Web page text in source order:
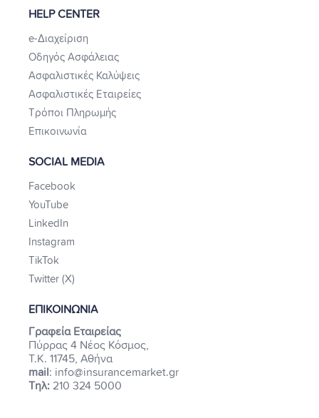
HELP CENTER
e-Διαχείριση
Οδηγός Ασφάλειας
Ασφαλιστικές Καλύψεις
Ασφαλιστικές Εταιρείες
Τρόποι Πληρωμής
Επικοινωνία
SOCIAL MEDIA
Facebook
YouTube
LinkedIn
Instagram
TikTok
Twitter (X)
ΕΠΙΚΟΙΝΩΝΙΑ
Γραφεία Εταιρείας
Πύρρας 4 Νέος Κόσμος,
Τ.Κ. 11745, Αθήνα
mail : info@insurancemarket.gr
Τηλ: 210 324 5000